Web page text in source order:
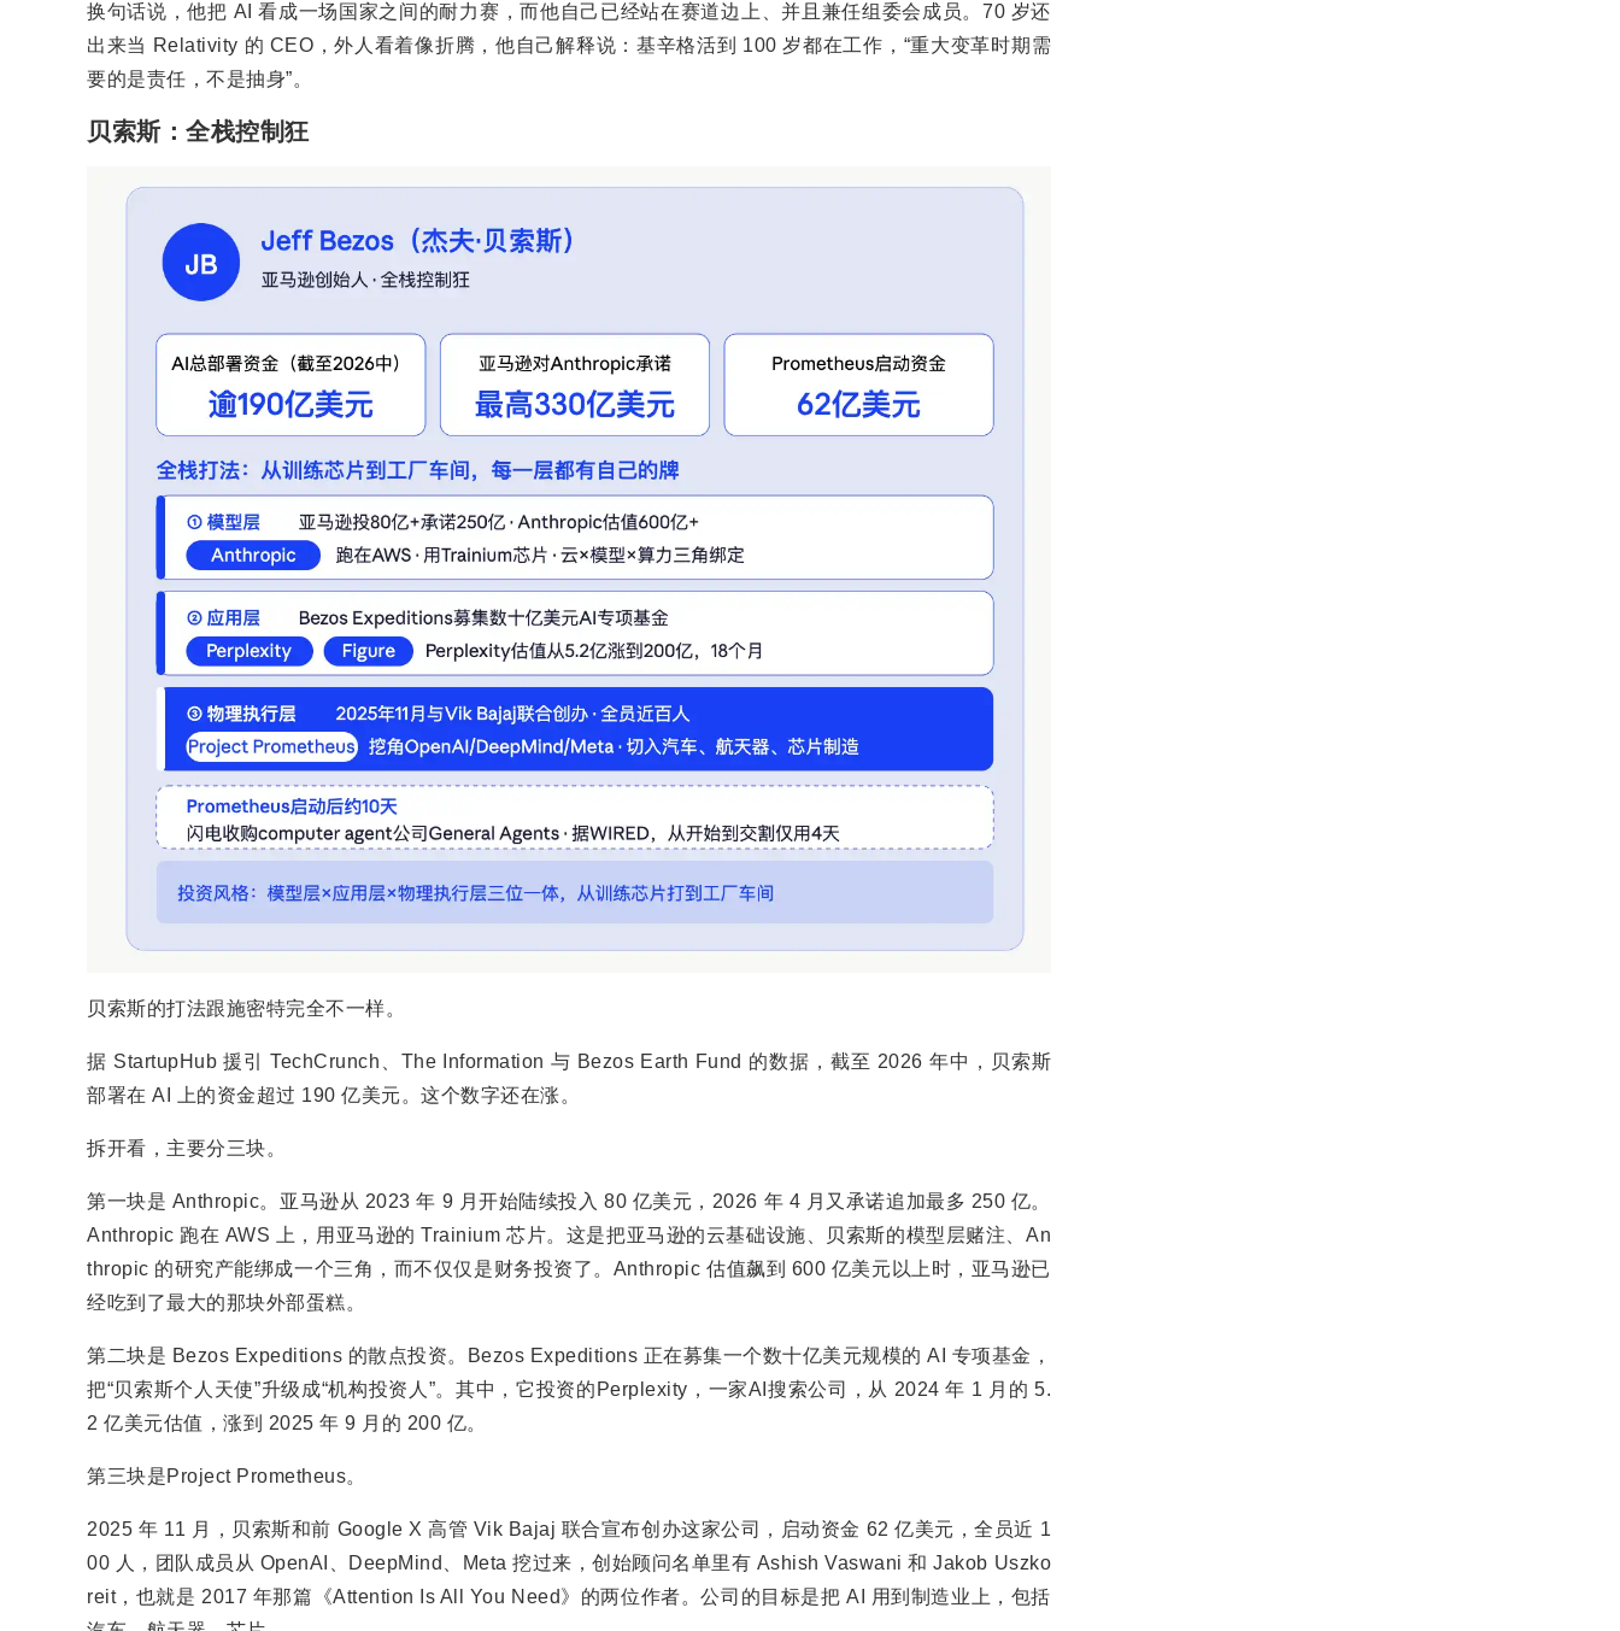
换句话说，他把 AI 看成一场国家之间的耐力赛，而他自己已经站在赛道边上、并且兼任组委会成员。70 岁还
出来当 Relativity 的 CEO，外人看着像折腾，他自己解释说：基辛格活到 100 岁都在工作，“重大变革时期需
要的是责任，不是抽身”。
贝索斯：全栈控制狂
贝索斯的打法跟施密特完全不一样。
据 StartupHub 援引 TechCrunch、The Information 与 Bezos Earth Fund 的数据，截至 2026 年中，贝索斯
部署在 AI 上的资金超过 190 亿美元。这个数字还在涨。
拆开看，主要分三块。
第一块是 Anthropic。亚马逊从 2023 年 9 月开始陆续投入 80 亿美元，2026 年 4 月又承诺追加最多 250 亿。
Anthropic 跑在 AWS 上，用亚马逊的 Trainium 芯片。这是把亚马逊的云基础设施、贝索斯的模型层赌注、An
thropic 的研究产能绑成一个三角，而不仅仅是财务投资了。Anthropic 估值飙到 600 亿美元以上时，亚马逊已
经吃到了最大的那块外部蛋糕。
第二块是 Bezos Expeditions 的散点投资。Bezos Expeditions 正在募集一个数十亿美元规模的 AI 专项基金，
把“贝索斯个人天使”升级成“机构投资人”。其中，它投资的Perplexity，一家AI搜索公司，从 2024 年 1 月的 5.
2 亿美元估值，涨到 2025 年 9 月的 200 亿。
第三块是Project Prometheus。
2025 年 11 月，贝索斯和前 Google X 高管 Vik Bajaj 联合宣布创办这家公司，启动资金 62 亿美元，全员近 1
00 人，团队成员从 OpenAI、DeepMind、Meta 挖过来，创始顾问名单里有 Ashish Vaswani 和 Jakob Uszko
reit，也就是 2017 年那篇《Attention Is All You Need》的两位作者。公司的目标是把 AI 用到制造业上，包括